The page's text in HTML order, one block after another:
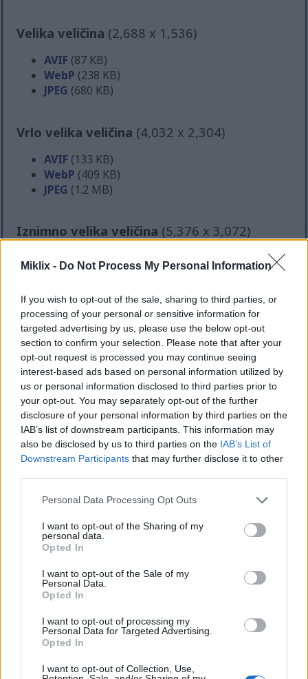
Miklix - Do Not Process My Personal Information
If you wish to opt-out of the sale, sharing to third parties, or
processing of your personal or sensitive information for
targeted advertising by us, please use the below opt-out
section to confirm your selection. Please note that after your
opt-out request is processed you may continue seeing
interest-based ads based on personal information utilized by
us or personal information disclosed to third parties prior to
your opt-out. You may separately opt-out of the further
disclosure of your personal information by third parties on the
IAB’s list of downstream participants. This information may
also be disclosed by us to third parties on the IAB’s List of
Downstream Participants that may further disclose it to other
Please note that this website/app uses one or more Google
not limited to your visit or usage behaviour. You may click to
grant or deny consent to Google and its third-party tags to
use your data for below specified purposes in below Google
consent section.
Personal Data Processing Opt Outs
I want to opt-out of the Sharing of my
personal data.
Opted In
I want to opt-out of the Sale of my
Personal Data.
Opted In
I want to opt-out of processing my
Personal Data for Targeted Advertising.
Opted In
I want to opt-out of Collection, Use,
Velika veličina (2,688 x 1,536)
AVIF (87 KB)
WebP (238 KB)
JPEG (680 KB)
Vrlo velika veličina (4,032 x 2,304)
AVIF (133 KB)
WebP (409 KB)
JPEG (1.2 MB)
Iznimno velika veličina (5,376 x 3,072)
AVIF
(184 KB)
WebP (607 KB)
Komično velika veličina(1,048,576 x
599,186)
Još uvijek se učitava... ;-)
Opis slike
Slika predstavlja bogatu i impresivnu proslavu
korejske kulinarske tradicije, s upečatljivom
svoje zasluženo mjesto u središtu kompozicije.
Kimchi, remek-djelo fermentacije, prepun je slojeva
crvenih, narančastih i suptilnih zlatnih nijansi, a
njegove sjajne teksture govore o prirodnom sjaju
povrća unutra. Hrskavi listovi kineskog kupusa,
omekšani procesom fermentacije, ali i dalje žive
hrskavosti, isprepliću se s listićima rotkvice,
jelu pruža živahni zeleni naglasak, mali, ali
utjecajan detalj koji naglašava svježinu i
para gotovo izlazi iz zdjele, noseći sa sobom